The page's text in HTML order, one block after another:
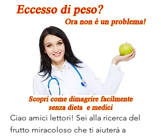
Ciao amici lettori! Sei alla ricerca del
frutto miracoloso che ti aiuterà a